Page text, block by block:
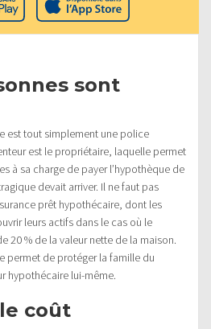
sont
est tout simplement une police
est le propriétaire, laquelle permet
à sa charge de payer l’hypothèque de
devait arriver. Il ne faut pas
prêt hypothécaire, dont les
leurs actifs dans le cas où le
20 % de la valeur nette de la maison.
permet de protéger la famille du
hypothécaire lui-même.
coût